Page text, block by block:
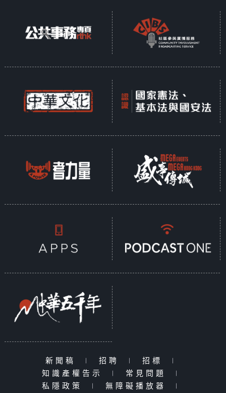
新聞稿 | 招聘 | 招標
|
知識產權告示
| 常見問題
|
私隱政策
| 無障礙播放器 |